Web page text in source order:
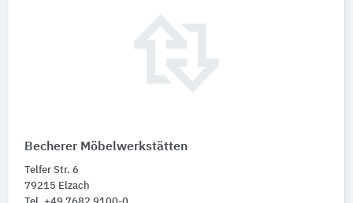
Becherer Möbelwerkstätten
Telfer Str. 6
79215 Elzach